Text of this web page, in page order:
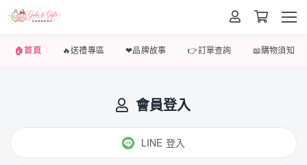
🏠首頁 🔥送禮專區 ❤品牌故事 👉訂單查詢 📖購物須知
會員登入
LINE 登入